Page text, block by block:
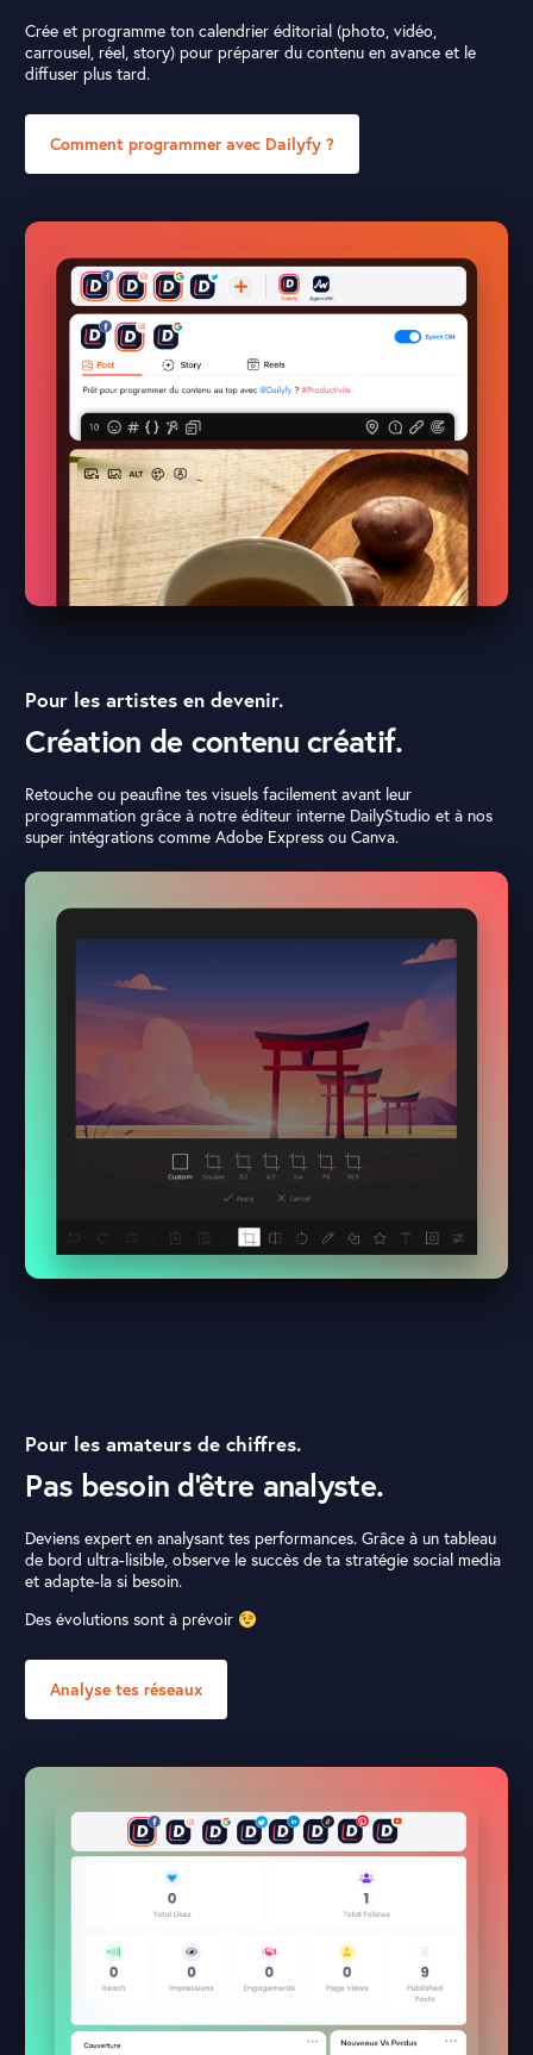
Crée et programme ton calendrier éditorial (photo, vidéo,
carrousel, réel, story) pour préparer du contenu en avance et le
diffuser plus tard.
Comment programmer avec Dailyfy ?
Pour les artistes en devenir.
Création de contenu créatif.
Retouche ou peaufine tes visuels facilement avant leur
programmation grâce à notre éditeur interne DailyStudio et à nos
super intégrations comme Adobe Express ou Canva.
Pour les amateurs de chiffres.
Pas besoin d'être analyste.
Deviens expert en analysant tes performances. Grâce à un tableau
de bord ultra-lisible, observe le succès de ta stratégie social media
et adapte-la si besoin.
Des évolutions sont à prévoir
Analyse tes réseaux